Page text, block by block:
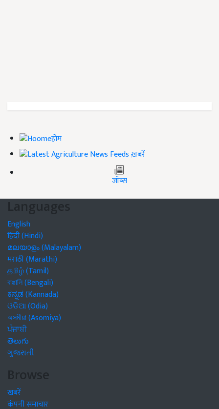
होम
ख़बरें
जॉब्स
Languages
English
हिंदी (Hindi)
മലയാളം (Malayalam)
मराठी (Marathi)
தமிழ் (Tamil)
বাঙালি (Bengali)
ಕನ್ನಡ (Kannada)
ଓଡିଆ (Odia)
অসমীয়া (Asomiya)
ਪੰਜਾਬੀ
తెలుగు
ગુજરાતી
Browse
खबरें
कंपनी समाचार